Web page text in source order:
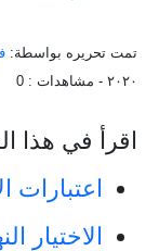
تمت تحريره بواسطة:
٢٠٢٠ - مشاهدات : 0
اقرأ في هذا
اعتبارات
الاختيار